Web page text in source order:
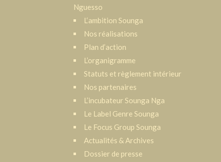
Nguesso
L‘ambition Sounga
Nos réalisations
Plan d’action
L’organigramme
Statuts et règlement intérieur
Nos partenaires
L’incubateur Sounga Nga
Le Label Genre Sounga
Le Focus Group Sounga
Actualités & Archives
Dossier de presse